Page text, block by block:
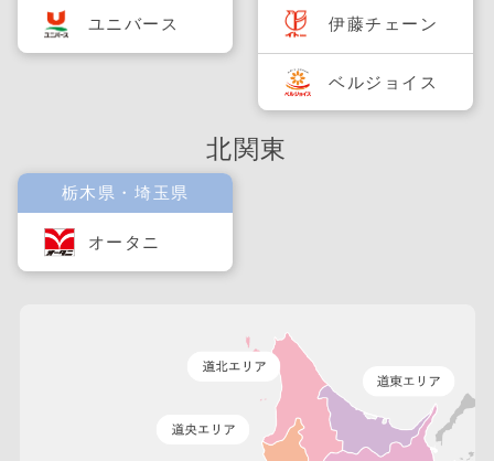
ユニバース 伊藤チェーン
ベルジョイス
北関東
栃木県・埼玉県
オータニ